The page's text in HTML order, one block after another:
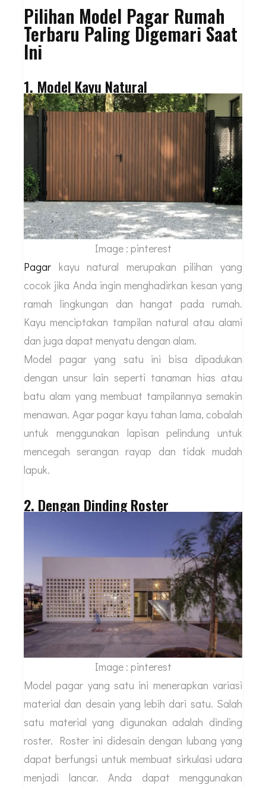
Pilihan Model Pagar Rumah
Terbaru Paling Digemari Saat
Ini
1. Model Kayu Natural
Image : pinterest
Pagar kayu natural merupakan pilihan yang
cocok jika Anda ingin menghadirkan kesan yang
ramah lingkungan dan hangat pada rumah.
Kayu menciptakan tampilan natural atau alami
dan juga dapat menyatu dengan alam.
Model pagar yang satu ini bisa dipadukan
dengan unsur lain seperti tanaman hias atau
batu alam yang membuat tampilannya semakin
menawan. Agar pagar kayu tahan lama, cobalah
untuk menggunakan lapisan pelindung untuk
mencegah serangan rayap dan tidak mudah
lapuk.
2. Dengan Dinding Roster
Image : pinterest
Model pagar yang satu ini menerapkan variasi
material dan desain yang lebih dari satu. Salah
satu material yang digunakan adalah dinding
roster. Roster ini didesain dengan lubang yang
dapat berfungsi untuk membuat sirkulasi udara
menjadi lancar. Anda dapat menggunakan